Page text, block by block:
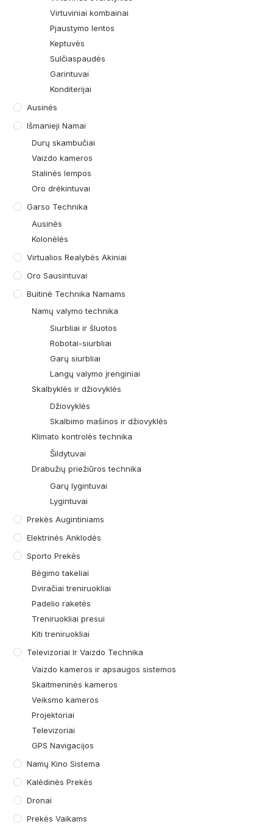
Virtuviniai kombainai
Pjaustymo lentos
Keptuvės
Sulčiaspaudės
Garintuvai
Konditerijai
Ausinės
Išmanieji Namai
Durų skambučiai
Vaizdo kameros
Stalinės lempos
Oro drėkintuvai
Garso Technika
Ausinės
Kolonėlės
Virtualios Realybės Akiniai
Oro Sausintuvai
Buitinė Technika Namams
Namų valymo technika
Siurbliai ir šluotos
Robotai-siurbliai
Garų siurbliai
Langų valymo įrenginiai
Skalbyklės ir džiovyklės
Džiovyklės
Skalbimo mašinos ir džiovyklės
Klimato kontrolės technika
Šildytuvai
Drabužių priežiūros technika
Garų lygintuvai
Lygintuvai
Prekės Augintiniams
Elektrinės Anklodės
Sporto Prekės
Bėgimo takeliai
Dviračiai treniruokliai
Padelio raketės
Treniruokliai presui
Kiti treniruokliai
Televizoriai Ir Vaizdo Technika
Vaizdo kameros ir apsaugos sistemos
Skaitmeninės kameros
Veiksmo kameros
Projektoriai
Televizoriai
GPS Navigacijos
Namų Kino Sistema
Kalėdinės Prekės
Dronai
Prekės Vaikams